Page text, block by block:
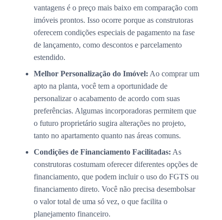
vantagens é o preço mais baixo em comparação com
imóveis prontos. Isso ocorre porque as construtoras
oferecem condições especiais de pagamento na fase
de lançamento, como descontos e parcelamento
estendido.
Melhor Personalização do Imóvel: Ao comprar um
apto na planta, você tem a oportunidade de
personalizar o acabamento de acordo com suas
preferências. Algumas incorporadoras permitem que
o futuro proprietário sugira alterações no projeto,
tanto no apartamento quanto nas áreas comuns.
Condições de Financiamento Facilitadas: As
construtoras costumam oferecer diferentes opções de
financiamento, que podem incluir o uso do FGTS ou
financiamento direto. Você não precisa desembolsar
o valor total de uma só vez, o que facilita o
planejamento financeiro.